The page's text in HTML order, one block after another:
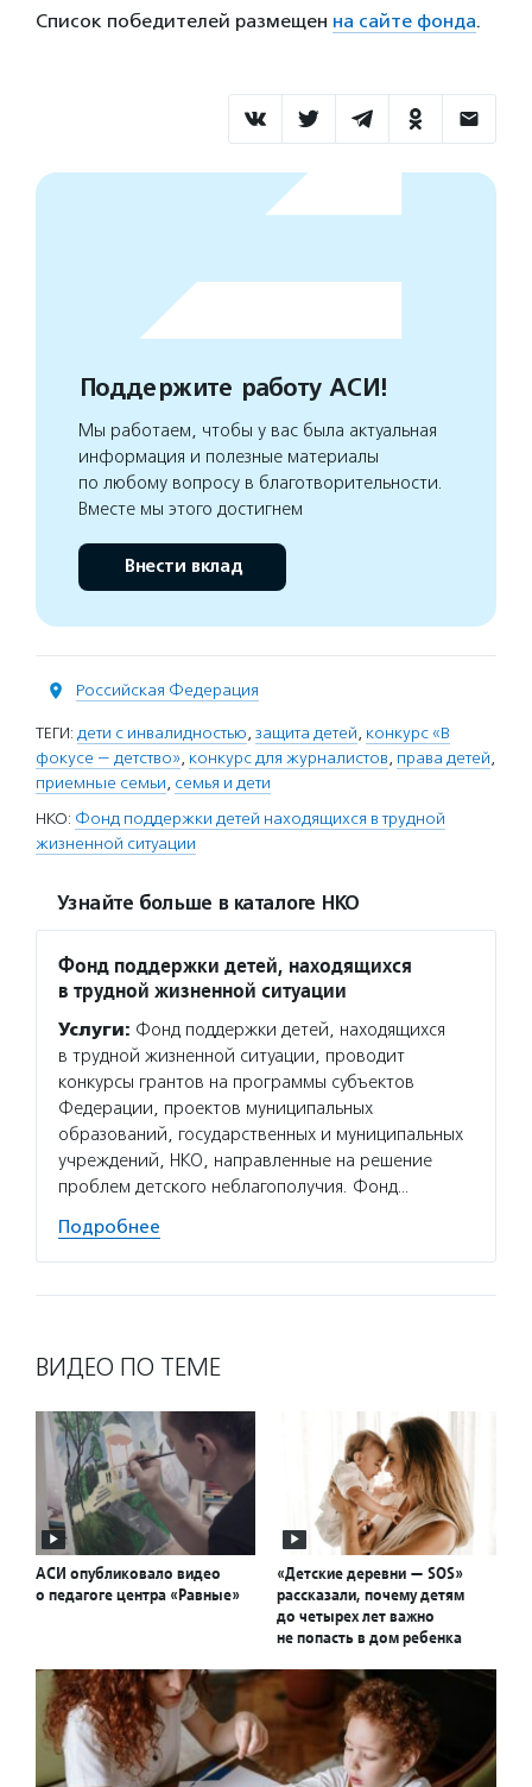
Список победителей размещен на сайте фонда.
Поддержите работу АСИ!
Мы работаем, чтобы у вас была актуальная
информация и полезные материалы
по любому вопросу в благотворительности.
Вместе мы этого достигнем
Внести вклад
Российская Федерация
ТЕГИ: дети с инвалидностью, защита детей, конкурс «В
фокусе — детство», конкурс для журналистов, права детей,
приемные семьи, семья и дети
НКО: Фонд поддержки детей находящихся в трудной
жизненной ситуации
Узнайте больше в каталоге НКО
Фонд поддержки детей, находящихся
в трудной жизненной ситуации
Услуги: Фонд поддержки детей, находящихся
в трудной жизненной ситуации, проводит
конкурсы грантов на программы субъектов
Федерации, проектов муниципальных
образований, государственных и муниципальных
учреждений, НКО, направленные на решение
проблем детского неблагополучия. Фонд…
Подробнее
ВИДЕО ПО ТЕМЕ
АСИ опубликовало видео
о педагоге центра «Равные»
«Детские деревни — SOS»
рассказали, почему детям
до четырех лет важно
не попасть в дом ребенка